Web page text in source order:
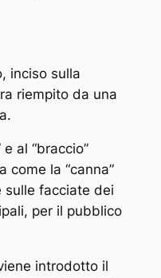
inciso sulla
riempito da una
al “braccio”
come la “canna”
sulle facciate dei
per il pubblico
introdotto il